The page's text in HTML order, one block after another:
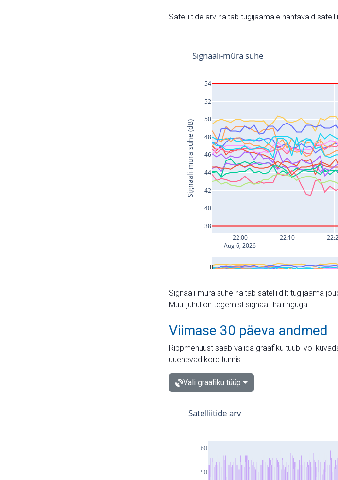
Satelliitide arv näitab tugijaamale nähtavaid
Signaali-müra suhe näitab satelliidilt tugijaama
Muul juhul on tegemist signaali häiringuga.
Viimase 30 päeva andmed
Rippmenüüst saab valida graafiku tüübi või
uuenevad kord tunnis.
Vali graafiku tüüp
50
60
Satelliitide arv